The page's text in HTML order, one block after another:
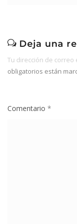
Deja una
Tu dirección de
obligatorios están
Comentario *